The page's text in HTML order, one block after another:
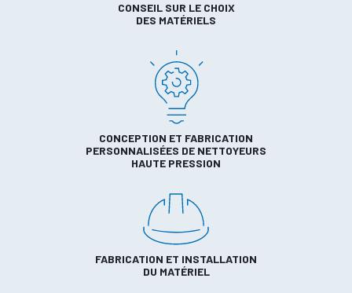
CONSEIL SUR LE CHOIX
DES MATÉRIELS
CONCEPTION ET FABRICATION
PERSONNALISÉES DE NETTOYEURS
HAUTE PRESSION
FABRICATION ET INSTALLATION
DU MATÉRIEL